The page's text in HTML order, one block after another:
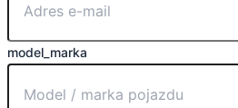
model_marka